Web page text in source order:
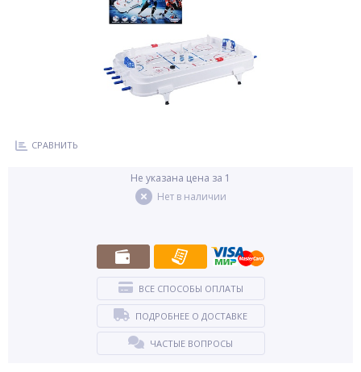
СРАВНИТЬ
Не указана цена за 1
Нет в наличии
ВСЕ СПОСОБЫ ОПЛАТЫ
ПОДРОБНЕЕ О ДОСТАВКЕ
ЧАСТЫЕ ВОПРОСЫ